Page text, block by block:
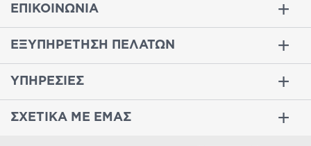
ΕΠΙΚΟΙΝΩΝΙΑ
ΕΞΥΠΗΡΕΤΗΣΗ ΠΕΛΑΤΩΝ
ΥΠΗΡΕΣΙΕΣ
ΣΧΕΤΙΚΑ ΜΕ ΕΜΑΣ